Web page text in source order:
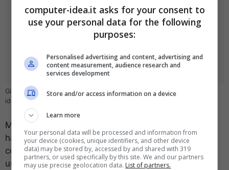
Giocare con Windows 11? Meglio cambiare – (foto Valve) computer-
idea.it
Ma i sistemi operativi open source
hanno fatto enormi passi avanti al punto tale che i
colleghi tedeschi di Computer Base hanno condotto
un test per vedere che cosa gira meglio sulla
computer-idea.it asks for your consent to
use your personal data for the following
purposes:
Personalised advertising and content, advertising and
content measurement, audience research and
services development
Store and/or access information on a device
Learn more
Your personal data will be processed and information from
your device (cookies, unique identifiers, and other device
data) may be stored by, accessed by and shared with 319
partners, or used specifically by this site. We and our partners
may use precise geolocation data. List of partners.